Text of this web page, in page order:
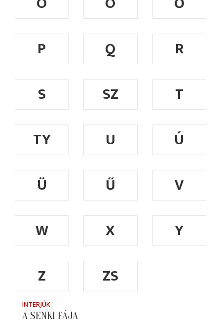
P
Q
R
S
SZ
T
TY
U
Ú
Ü
Ű
V
W
X
Y
Z
ZS
INTERJÚK
A SENKI FÁJA